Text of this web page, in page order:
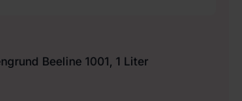
Beeline 1001, 1 Liter